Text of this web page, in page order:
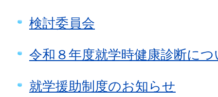
検討委員会
令和８年度就学時健康診断に
就学援助制度のお知らせ